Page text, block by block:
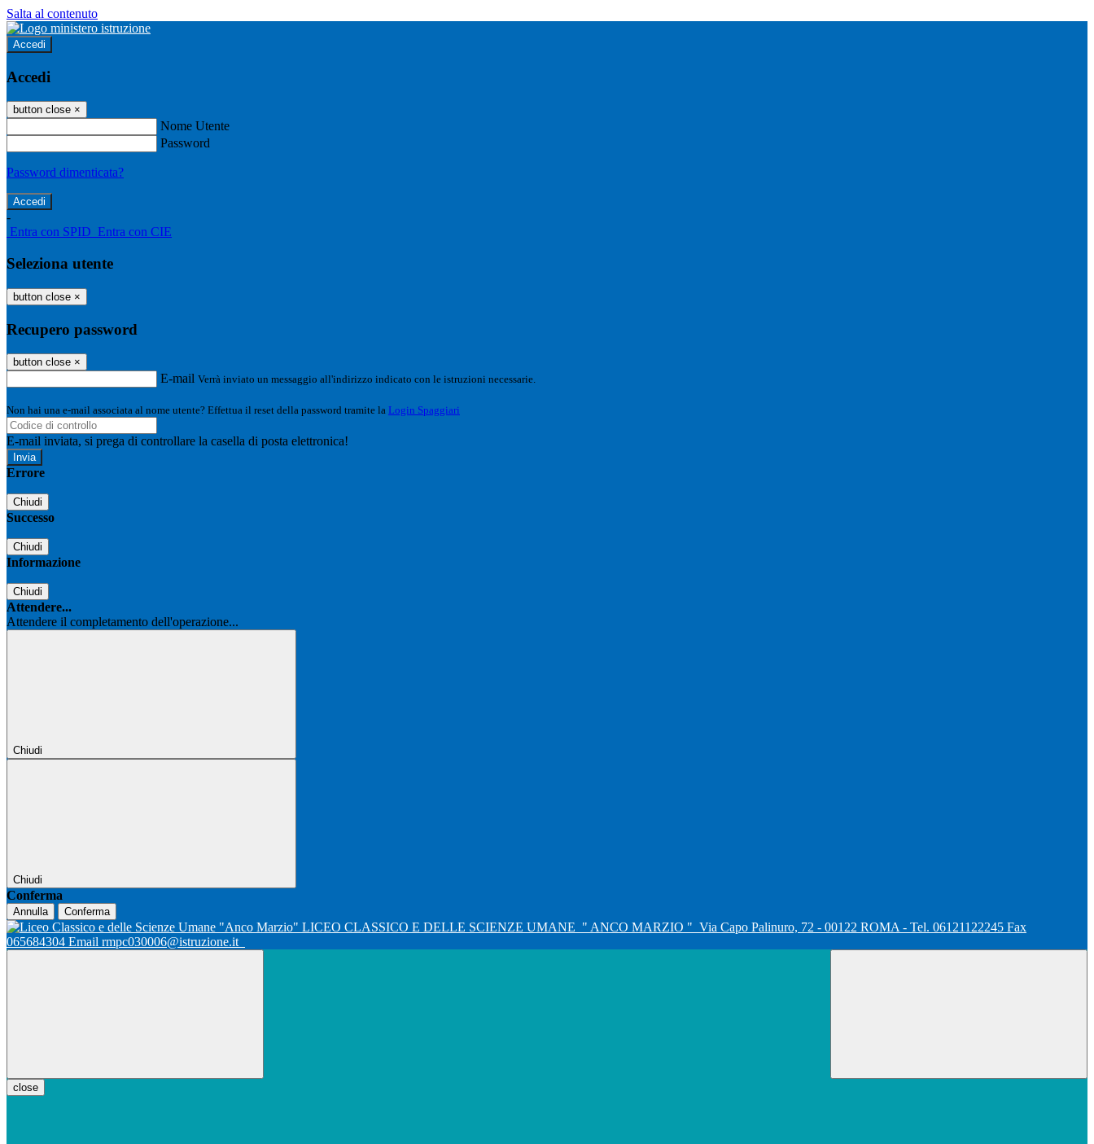
Salta al contenuto
Accedi
Accedi
button close ×
Nome Utente
Password
Password dimenticata?
-
Entra con SPID Entra con CIE
Seleziona utente
button close ×
Recupero password
button close ×
E-mail Verrà inviato un messaggio all'indirizzo indicato con le istruzioni necessarie.
Non hai una e-mail associata al nome utente? Effettua il reset della password tramite la Login Spaggiari
E-mail inviata, si prega di controllare la casella di posta elettronica!
Errore
Chiudi
Successo
Chiudi
Informazione
Chiudi
Attendere...
Attendere il completamento dell'operazione...
Chiudi
Chiudi
Conferma
Annulla Conferma
LICEO CLASSICO E DELLE SCIENZE UMANE " ANCO MARZIO " Via Capo Palinuro, 72 - 00122 ROMA - Tel. 06121122245 Fax
065684304 Email rmpc030006@istruzione.it
close